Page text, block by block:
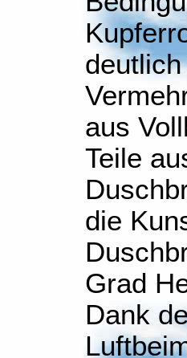
aus
Teile
die
Grad
Dank